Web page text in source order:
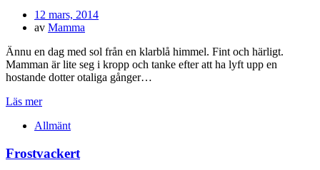
Publicerad
den
12 mars, 2014
av Mamma
Ännu en dag med sol från en klarblå himmel. Fint och härligt.
Mamman är lite seg i kropp och tanke efter att ha lyft upp en
hostande dotter otaliga gånger…
Läs mer
Allmänt
Frostvackert